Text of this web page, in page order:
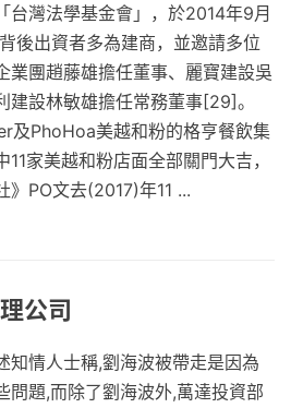
台灣法學基金會」，於2014年9月
後出資者多為建商，並邀請多位
業團趙藤雄擔任董事、麗寶建設吳
建設林敏雄擔任常務董事[29]。
及PhoHoa美越和粉的格亨餐飲集
家美越和粉店面全部關門大吉，
》PO文去(2017)年11 ...
公司
知情人士稱,劉海波被帶走是因為
問題,而除了劉海波外,萬達投資部